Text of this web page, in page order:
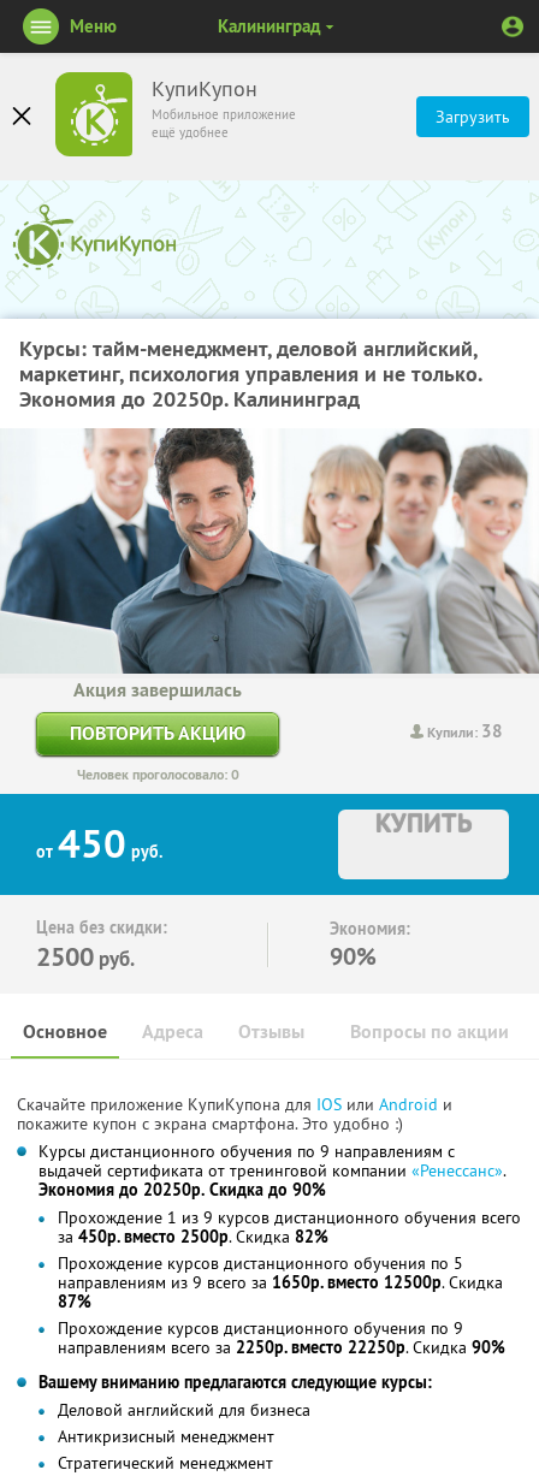
КупиКупон
Мобильное приложение
ещё удобнее
Загрузить
Меню Калининград
Курсы: тайм-менеджмент, деловой английский,
маркетинг, психология управления и не только.
Экономия до 20250р. Калининград
Купили: 38
Акция завершилась
ПОВТОРИТЬ АКЦИЮ
Человек проголосовало: 0
от 450 руб.
КУПИТЬ
Цена без скидки:
2500 руб.
Экономия:
90%
Основное Отзывы Вопросы по акции
Адреса
Скачайте приложение КупиКупона для IOS или Android и
покажите купон с экрана смартфона. Это удобно :)
Курсы дистанционного обучения по 9 направлениям с
выдачей сертификата от тренинговой компании «Ренессанс».
Экономия до 20250р. Скидка до 90%
Прохождение 1 из 9 курсов дистанционного обучения всего
за 450р. вместо 2500р. Скидка 82%
Прохождение курсов дистанционного обучения по 5
направлениям из 9 всего за 1650р. вместо 12500р. Скидка
87%
Прохождение курсов дистанционного обучения по 9
направлениям всего за 2250р. вместо 22250р. Скидка 90%
Вашему вниманию предлагаются следующие курсы:
Деловой английский для бизнеса
Антикризисный менеджмент
Стратегический менеджмент